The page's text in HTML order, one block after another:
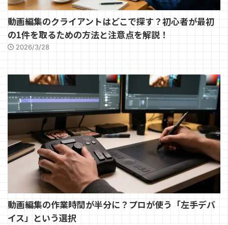
動画編集のクライアントはどこで探す？初心者が最初
の1件を取るための方法と注意点を解説！
2026/3/28
動画編集の作業時間が半分に？プロが使う「左手デバ
イス」という選択